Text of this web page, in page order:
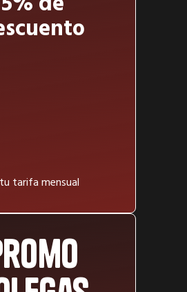
tarifa mensual